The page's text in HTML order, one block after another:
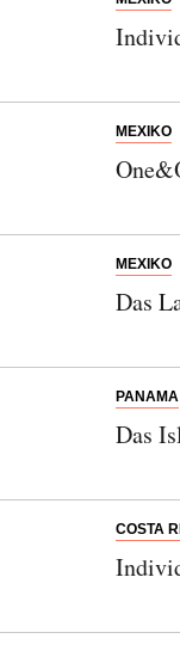
MEXIKO
MEXIKO
Das
PANAMA
Das
COSTA